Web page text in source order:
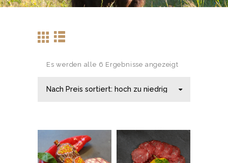
Es werden alle 6 Ergebnisse angezeigt